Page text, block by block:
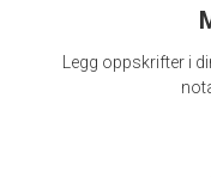
Legg oppskrifter i